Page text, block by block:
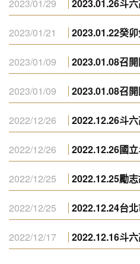
2023/01/29 2023.01.26斗
2023/01/21 2023.01.22癸
2023/01/09 2023.01.08召
2023/01/09 2023.01.08召
2022/12/26 2022.12.26斗
2022/12/26 2022.12.26國
2022/12/25 2022.12.25勵
2022/12/25 2022.12.24台
2022/12/17 2022.12.16斗